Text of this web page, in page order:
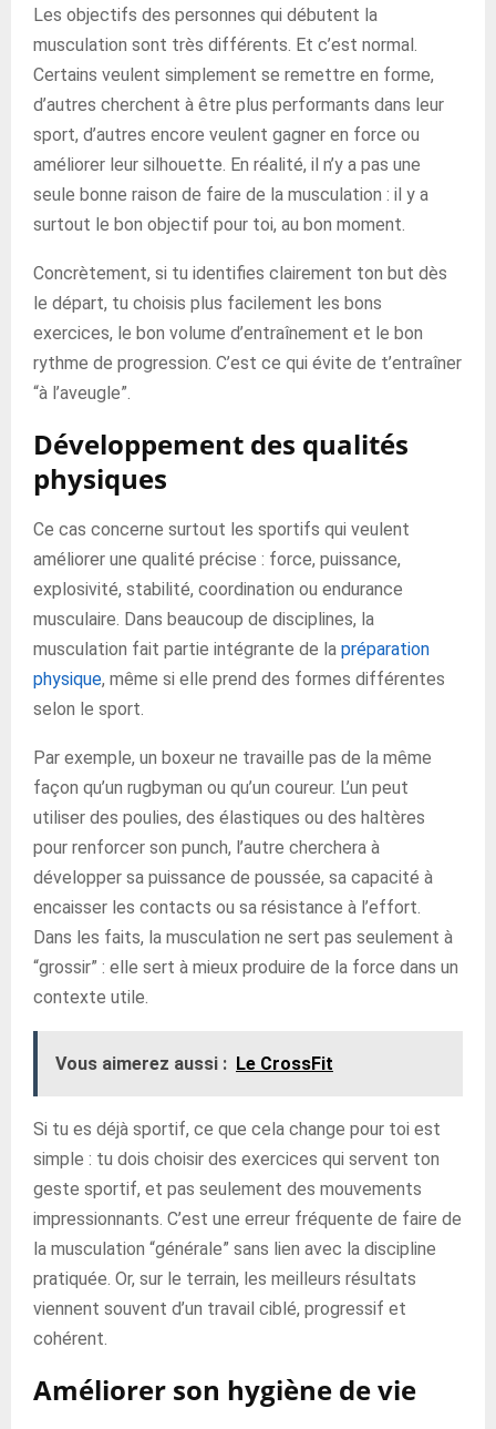
Les objectifs des personnes qui débutent la
musculation sont très différents. Et c’est normal.
Certains veulent simplement se remettre en forme,
d’autres cherchent à être plus performants dans leur
sport, d’autres encore veulent gagner en force ou
améliorer leur silhouette. En réalité, il n’y a pas une
seule bonne raison de faire de la musculation : il y a
surtout le bon objectif pour toi, au bon moment.
Concrètement, si tu identifies clairement ton but dès
le départ, tu choisis plus facilement les bons
exercices, le bon volume d’entraînement et le bon
rythme de progression. C’est ce qui évite de t’entraîner
“à l’aveugle”.
Développement des qualités
physiques
Ce cas concerne surtout les sportifs qui veulent
améliorer une qualité précise : force, puissance,
explosivité, stabilité, coordination ou endurance
musculaire. Dans beaucoup de disciplines, la
musculation fait partie intégrante de la préparation
physique, même si elle prend des formes différentes
selon le sport.
Par exemple, un boxeur ne travaille pas de la même
façon qu’un rugbyman ou qu’un coureur. L’un peut
utiliser des poulies, des élastiques ou des haltères
pour renforcer son punch, l’autre cherchera à
développer sa puissance de poussée, sa capacité à
encaisser les contacts ou sa résistance à l’effort.
Dans les faits, la musculation ne sert pas seulement à
“grossir” : elle sert à mieux produire de la force dans un
contexte utile.
Vous aimerez aussi : Le CrossFit
Si tu es déjà sportif, ce que cela change pour toi est
simple : tu dois choisir des exercices qui servent ton
geste sportif, et pas seulement des mouvements
impressionnants. C’est une erreur fréquente de faire de
la musculation “générale” sans lien avec la discipline
pratiquée. Or, sur le terrain, les meilleurs résultats
viennent souvent d’un travail ciblé, progressif et
cohérent.
Améliorer son hygiène de vie